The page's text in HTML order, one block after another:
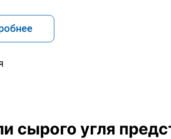
сырого угля